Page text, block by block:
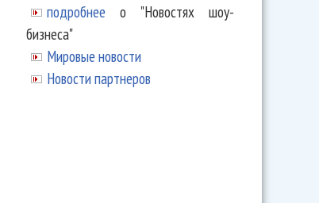
подробнее о "Новостях шоу-
бизнеса"
Мировые новости
Новости партнеров